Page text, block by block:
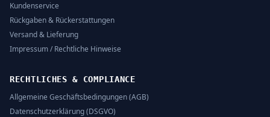
Kundenservice
Rückgaben & Rückerstattungen
Versand & Lieferung
Impressum / Rechtliche Hinweise
RECHTLICHES & COMPLIANCE
Allgemeine Geschäftsbedingungen (AGB)
Datenschutzerklärung (DSGVO)